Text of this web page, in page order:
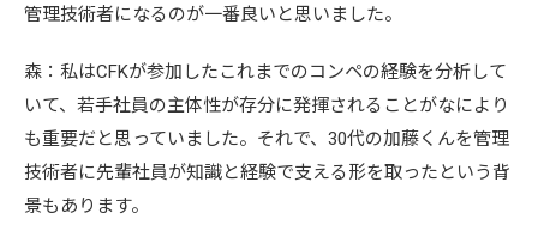
管理技術者になるのが一番良いと思いました。
森：私はCFKが参加したこれまでのコンペの経験を分析して
いて、若手社員の主体性が存分に発揮されることがなにより
も重要だと思っていました。それで、30代の加藤くんを管理
技術者に先輩社員が知識と経験で支える形を取ったという背
景もあります。